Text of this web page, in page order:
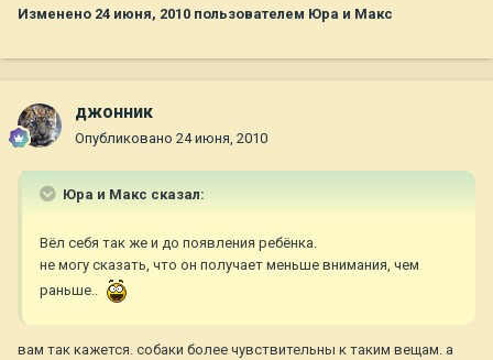
Изменено 24 июня, 2010 пользователем Юра и Макс
джонник
Опубликовано 24 июня, 2010
Юра и Макс сказал:
Вёл себя так же и до появления ребёнка.
не могу сказать, что он получает меньше внимания, чем
раньше..
вам так кажется. собаки более чувствительны к таким вещам. а